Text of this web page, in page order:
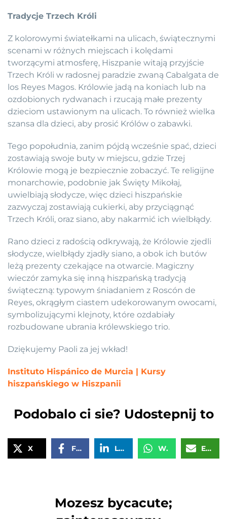
Tradycje Trzech Króli
Z kolorowymi światełkami na ulicach, świątecznymi
scenami w różnych miejscach i kolędami
tworzącymi atmosferę, Hiszpanie witają przyjście
Trzech Króli w radosnej paradzie zwaną Cabalgata de
los Reyes Magos. Królowie jadą na koniach lub na
ozdobionych rydwanach i rzucają małe prezenty
dzieciom ustawionym na ulicach. To również wielka
szansa dla dzieci, aby prosić Królów o zabawki.
Tego popołudnia, zanim pójdą wcześnie spać, dzieci
zostawiają swoje buty w miejscu, gdzie Trzej
Królowie mogą je bezpiecznie zobaczyć. Te religijne
monarchowie, podobnie jak Święty Mikołaj,
uwielbiają słodycze, więc dzieci hiszpańskie
zazwyczaj zostawiają cukierki, aby przyciągnąć
Trzech Króli, oraz siano, aby nakarmić ich wielbłądy.
Rano dzieci z radością odkrywają, że Królowie zjedli
słodycze, wielbłądy zjadły siano, a obok ich butów
leżą prezenty czekające na otwarcie. Magiczny
wieczór zamyka się inną hiszpańską tradycją
świąteczną: typowym śniadaniem z Roscón de
Reyes, okrągłym ciastem udekorowanym owocami,
symbolizującymi klejnoty, które ozdabiały
rozbudowane ubrania królewskiego trio.
Dziękujemy Paoli za jej wkład!
Instituto Hispánico de Murcia | Kursy
hiszpańskiego w Hiszpanii
Podobalo ci sie? Udostepnij to
X Facebook LinkedIn WhatsApp Email
Mozesz bycacute;